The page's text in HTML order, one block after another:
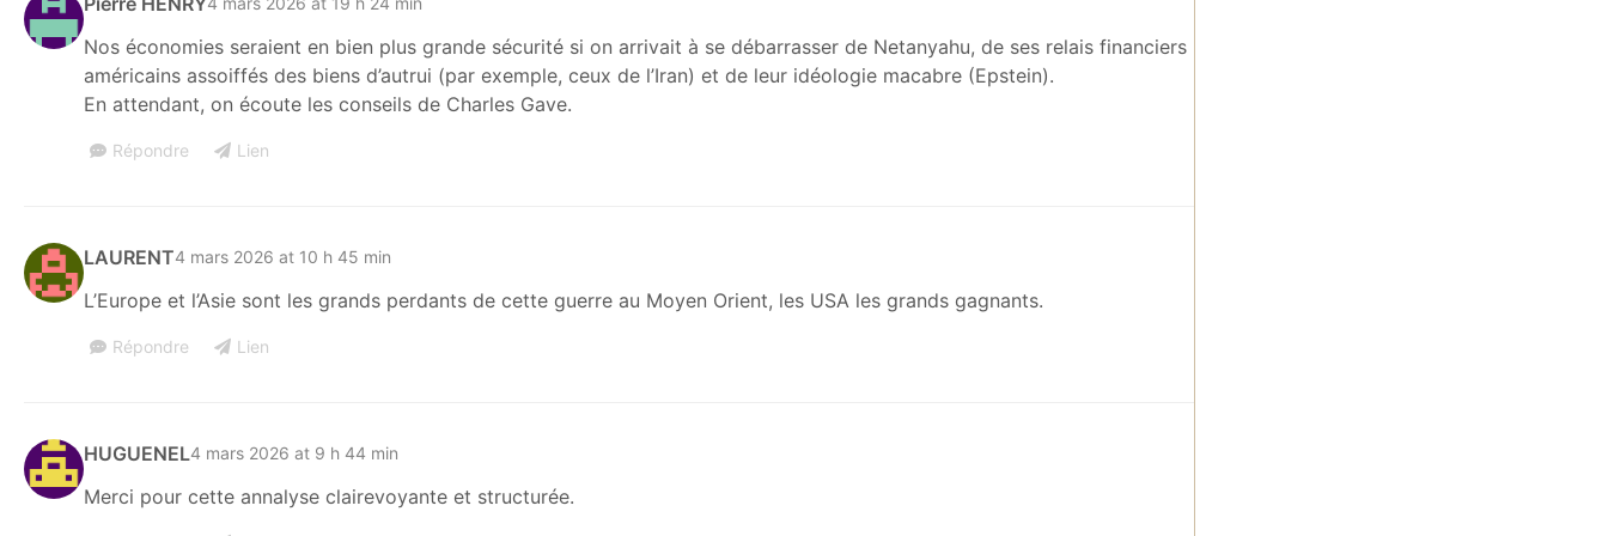
Nos économies seraient en bien plus grande sécurité si on arrivait à se débarrasser de Netanyahu, de ses relais financiers
américains assoiffés des biens d’autrui (par exemple, ceux de l’Iran) et de leur idéologie macabre (Epstein).
En attendant, on écoute les conseils de Charles Gave.
Répondre Lien
LAURENT4 mars 2026 at 10 h 45 min
L’Europe et l’Asie sont les grands perdants de cette guerre au Moyen Orient, les USA les grands gagnants.
Répondre Lien
HUGUENEL4 mars 2026 at 9 h 44 min
Merci pour cette annalyse clairevoyante et structurée.